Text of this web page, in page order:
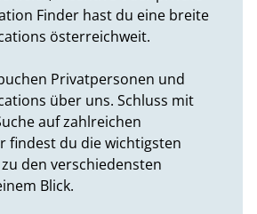
Finder hast du eine breite
österreichweit.
Privatpersonen und
über uns. Schluss mit
auf zahlreichen
findest du die wichtigsten
den verschiedensten
Blick.